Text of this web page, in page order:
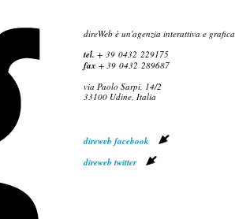
direWeb è un'agenzia interattiva e grafica
tel. + 39 0432 229175
fax + 39 0432 289687
via Paolo Sarpi, 14/2
33100 Udine, Italia
direweb facebook
direweb twitter